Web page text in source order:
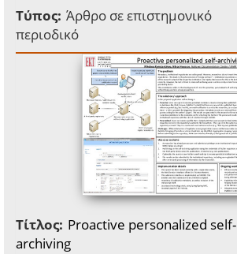
Τύπος: Άρθρο σε επιστημονικό
περιοδικό
Τίτλος: Proactive personalized self-
archiving